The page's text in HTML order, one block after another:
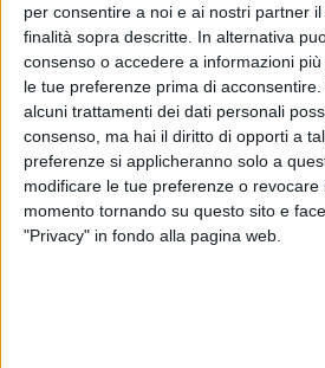
per consentire a noi e ai nostri partner
finalità sopra descritte. In alternativa
consenso o accedere a informazioni
le tue preferenze prima di acconsentire.
alcuni trattamenti dei dati personali
consenso, ma hai il diritto di opporti a
preferenze si applicheranno solo a
modificare le tue preferenze o
momento tornando su questo sito e
"Privacy" in fondo alla pagina web.
Disciplina sui
scarico merci:
chiarimenti del Mit
TRASPORTI 4 NOVEMBRE 2025